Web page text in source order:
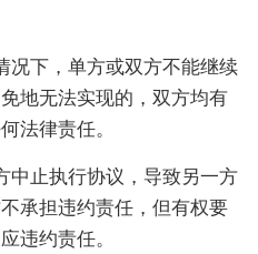
况下，单方或双方不能继续
地无法实现的，双方均有
法律责任。
中止执行协议，导致另一方
承担违约责任，但有权要
违约责任。